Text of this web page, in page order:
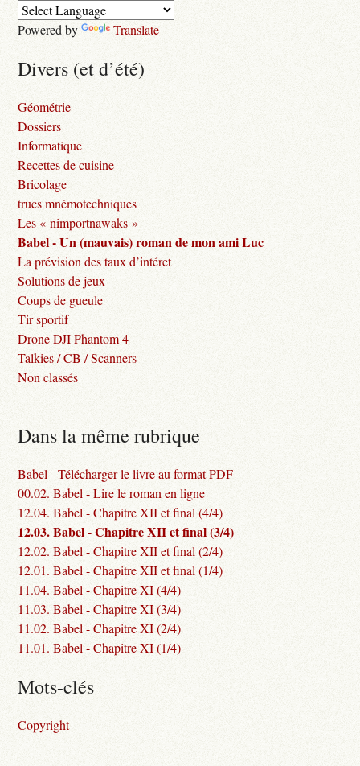
Powered by Translate
Divers (et d’été)
Géométrie
Dossiers
Informatique
Recettes de cuisine
Bricolage
trucs mnémotechniques
Les « nimportnawaks »
Babel - Un (mauvais) roman de mon ami Luc
La prévision des taux d’intéret
Solutions de jeux
Coups de gueule
Tir sportif
Drone DJI Phantom 4
Talkies / CB / Scanners
Non classés
Dans la même rubrique
Babel - Télécharger le livre au format PDF
00.02. Babel - Lire le roman en ligne
12.04. Babel - Chapitre XII et final (4/4)
12.03. Babel - Chapitre XII et final (3/4)
12.02. Babel - Chapitre XII et final (2/4)
12.01. Babel - Chapitre XII et final (1/4)
11.04. Babel - Chapitre XI (4/4)
11.03. Babel - Chapitre XI (3/4)
11.02. Babel - Chapitre XI (2/4)
11.01. Babel - Chapitre XI (1/4)
Mots-clés
Copyright